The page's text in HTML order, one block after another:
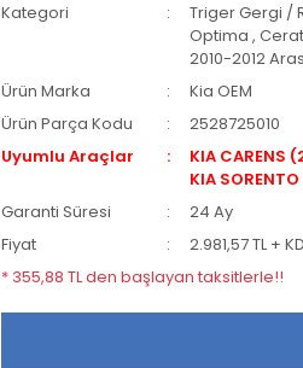
Kategori Triger Gergi /
Optima ,
2010-2012
Ürün Marka
Kia OEM
Ürün Parça Kodu
2528725010
Uyumlu Araçlar
KIA CARENS
KIA
Garanti Süresi
24 Ay
Fiyat
2.981,57 TL +
* 355,88 TL den başlayan taksitlerle!!